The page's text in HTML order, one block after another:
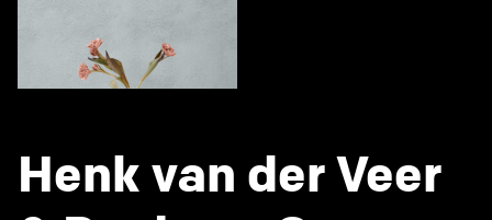
Henk van der Veer